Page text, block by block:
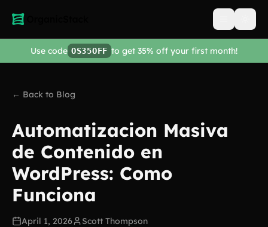
Open
Use code OS35OFF to get 35% off your first month!
← Back to Blog
Automatizacion Masiva
de Contenido en
WordPress: Como
Funciona
April 1, 2026 Scott Thompson